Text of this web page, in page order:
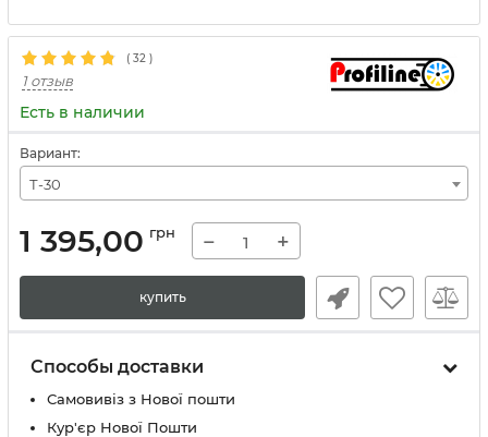
( 32 )
1 отзыв
Есть в наличии
Вариант:
Т-30
1 395,00 грн − +
купить
Способы доставки
Самовивіз з Нової пошти
Кур'єр Нової Пошти